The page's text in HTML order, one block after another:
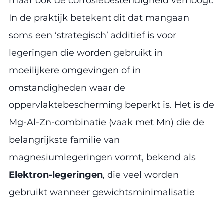
In de praktijk betekent dit dat mangaan
soms een ‘strategisch’ additief is voor
legeringen die worden gebruikt in
moeilijkere omgevingen of in
omstandigheden waar de
oppervlaktebescherming beperkt is. Het is de
Mg-Al-Zn-combinatie (vaak met Mn) die de
belangrijkste familie van
magnesiumlegeringen vormt, bekend als
Elektron-legeringen, die veel worden
gebruikt wanneer gewichtsminimalisatie